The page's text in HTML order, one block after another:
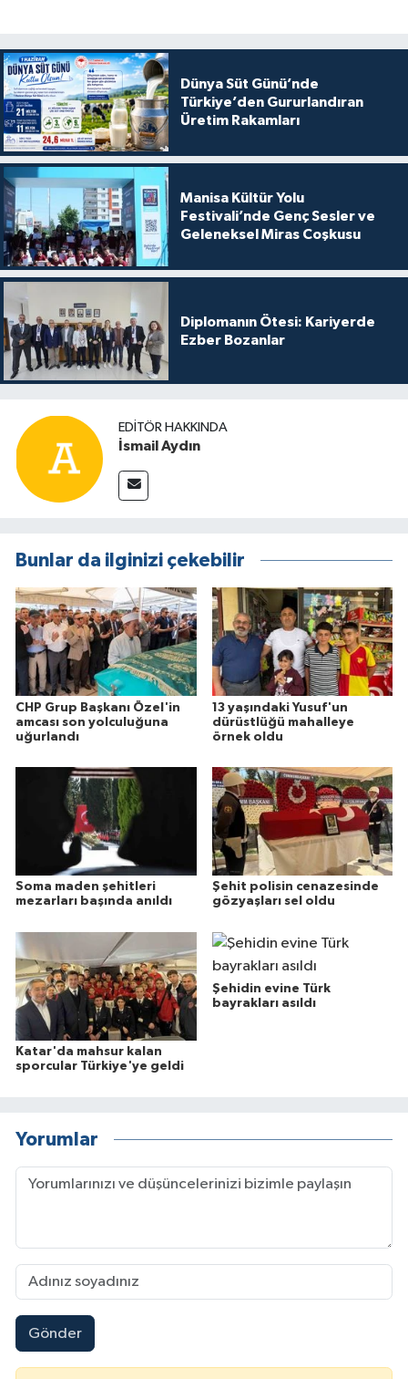
Dünya Süt Günü’nde
Türkiye’den Gururlandıran
Üretim Rakamları
Manisa Kültür Yolu
Festivali’nde Genç Sesler ve
Geleneksel Miras Coşkusu
Diplomanın Ötesi: Kariyerde
Ezber Bozanlar
EDITÖR HAKKINDA
İsmail Aydın
Bunlar da ilginizi çekebilir
CHP Grup Başkanı Özel'in
amcası son yolculuğuna
uğurlandı
13 yaşındaki Yusuf'un
dürüstlüğü mahalleye
örnek oldu
Soma maden şehitleri
mezarları başında anıldı
Şehit polisin cenazesinde
gözyaşları sel oldu
Katar'da mahsur kalan
sporcular Türkiye'ye geldi
Şehidin evine Türk
bayrakları asıldı
Yorumlar
Gönder